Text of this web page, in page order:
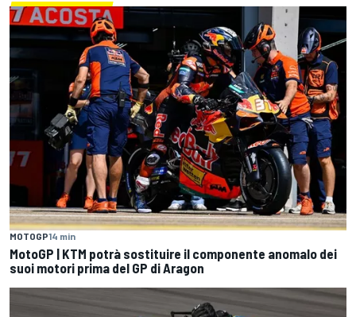
MOTOGP14 min
MotoGP | KTM potrà sostituire il componente anomalo dei
suoi motori prima del GP di Aragon